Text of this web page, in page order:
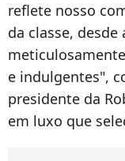
reflete nosso
da classe,
e indulgentes",
presidente da
em luxo que